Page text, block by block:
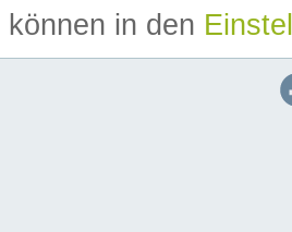
in den